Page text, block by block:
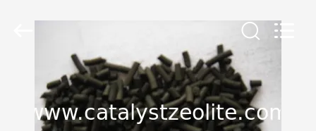
RUMAH
PRODUK